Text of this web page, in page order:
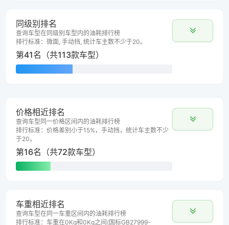
同级别排名
查询车型在同级别车型内的油耗排行榜
排行标准：微面, 手动挡, 统计车主数不少于20。
第41名（共113款车型）
价格相近排名
查询车型同一价格区间内的油耗排行榜
排行标准：价格差别小于15%，手动挡，统计车主数不少
于20。
第16名（共72款车型）
车重相近排名
查询车型在同一车重区间内的油耗排行榜
排行标准：车重在0Kg和0Kg之间(国标GB27999-